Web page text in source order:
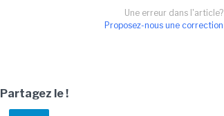
Une erreur dans l'article?
Proposez-nous une correction
Partagez le !